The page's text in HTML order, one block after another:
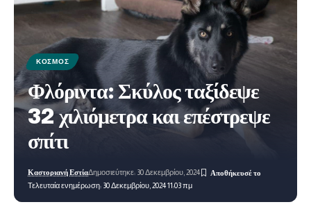
ΚΌΣΜΟΣ
Φλόριντα: Σκύλος ταξίδεψε
32 χιλιόμετρα και επέστρεψε
σπίτι
Τελευταία ενημέρωση: 30 Δεκεμβρίου, 2024 11:03 πμ
Καστοριανή ΕστίαΔημοσιεύτηκε: 30 Δεκεμβρίου, 2024